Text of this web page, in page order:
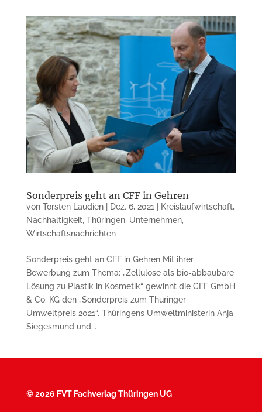
Sonderpreis geht an CFF in Gehren
von Torsten Laudien| Dez. 6, 2021 Kreislaufwirtschaft,
Nachhaltigkeit, Thüringen, Unternehmen,
Wirtschaftsnachrichten
Sonderpreis geht an CFF in Gehren Mit ihrer
Bewerbung zum Thema: „Zellulose als bio-abbaubare
Lösung zu Plastik in Kosmetik“ gewinnt die CFF GmbH
& Co. KG den „Sonderpreis zum Thüringer
Umweltpreis 2021“. Thüringens Umweltministerin Anja
Siegesmund und...
©2026 FVT Fachverlag Thüringen UG